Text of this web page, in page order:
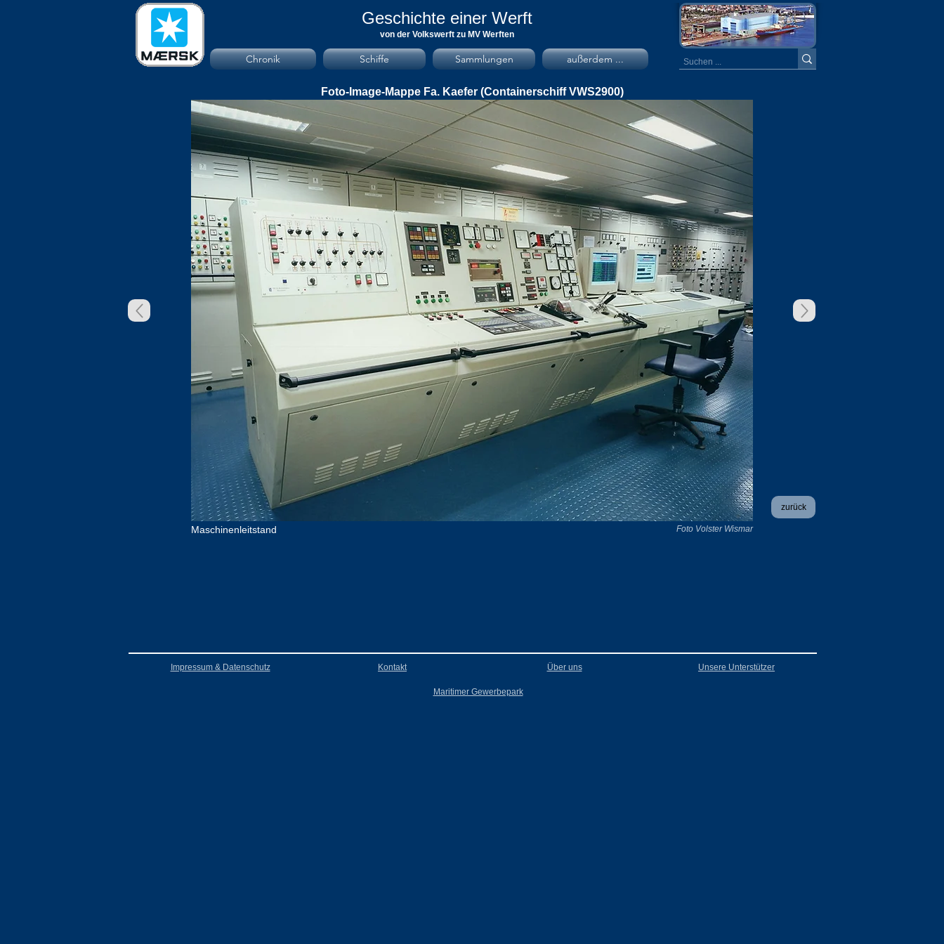
Geschichte einer Werft
von der Volkswerft zu MV Werften
Chronik Schiffe Sammlungen außerdem ...
Foto-Image-Mappe Fa. Kaefer (Containerschiff VWS2900)
Maschinenleitstand Foto Volster Wismar
zurück
Impressum & Datenschutz Kontakt Über uns Unsere Unterstützer
Maritimer Gewerbepark